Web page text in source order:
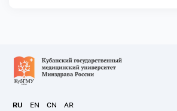
RU EN CN AR